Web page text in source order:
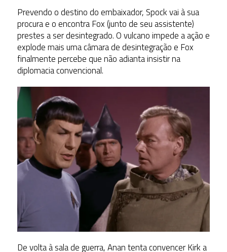
Prevendo o destino do embaixador, Spock vai à sua
procura e o encontra Fox (junto de seu assistente)
prestes a ser desintegrado. O vulcano impede a ação e
explode mais uma câmara de desintegração e Fox
finalmente percebe que não adianta insistir na
diplomacia convencional.
De volta à sala de guerra, Anan tenta convencer Kirk a